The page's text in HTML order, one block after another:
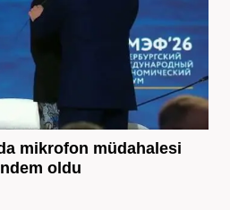
mikrofon müdahalesi
oldu